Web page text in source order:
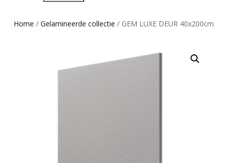
Home / Gelamineerde collectie / GEM LUXE DEUR 40x200cm